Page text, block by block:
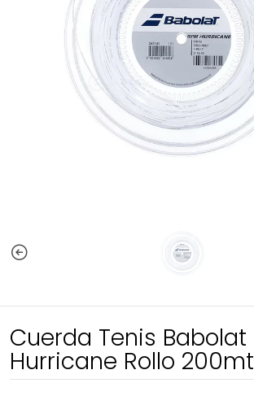
Cuerda Tenis Babolat
Hurricane Rollo 200mt